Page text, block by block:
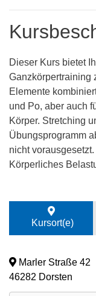
Dieser Kurs bietet
Ganzkörpertraining
Elemente
und Po, aber auch
Körper. Stretching
Übungsprogramm
nicht vorausgesetzt.
Körperliches
Kursort(e)
Marler Straße 42
46282 Dorsten